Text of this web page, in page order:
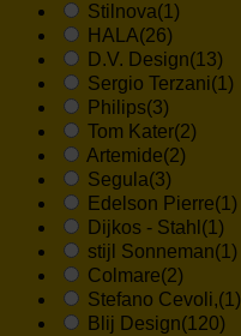
Stilnova(1)
HALA(26)
D.V. Design(13)
Sergio Terzani(1)
Philips(3)
Tom Kater(2)
Artemide(2)
Segula(3)
Edelson Pierre(1)
Dijkos - Stahl (1)
stijl Sonneman(1)
Colmare(2)
Stefano Cevoli,(1)
Blij Design(120)